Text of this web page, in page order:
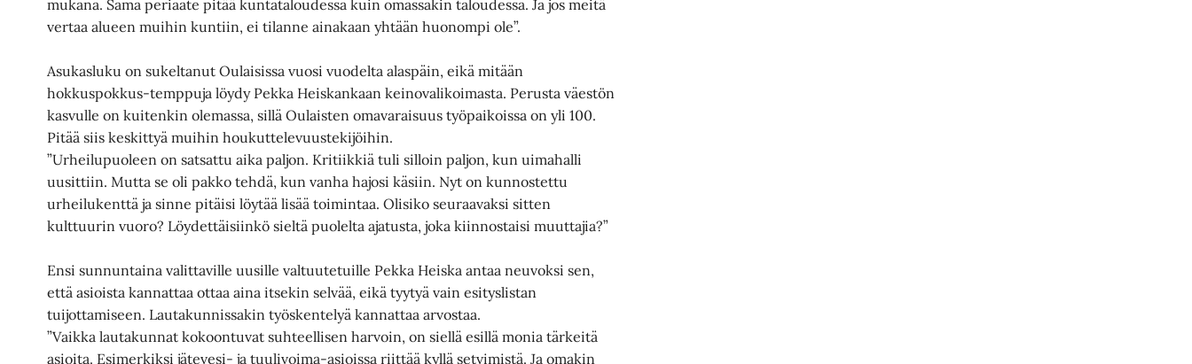
mukana. Sama periaate pitää kuntataloudessa kuin omassakin taloudessa. Ja jos meitä
vertaa alueen muihin kuntiin, ei tilanne ainakaan yhtään huonompi ole”.
Asukasluku on sukeltanut Oulaisissa vuosi vuodelta alaspäin, eikä mitään
hokkuspokkus-temppuja löydy Pekka Heiskankaan keinovalikoimasta. Perusta väestön
kasvulle on kuitenkin olemassa, sillä Oulaisten omavaraisuus työpaikoissa on yli 100.
Pitää siis keskittyä muihin houkuttelevuustekijöihin.
”Urheilupuoleen on satsattu aika paljon. Kritiikkiä tuli silloin paljon, kun uimahalli
uusittiin. Mutta se oli pakko tehdä, kun vanha hajosi käsiin. Nyt on kunnostettu
urheilukenttä ja sinne pitäisi löytää lisää toimintaa. Olisiko seuraavaksi sitten
kulttuurin vuoro? Löydettäisiinkö sieltä puolelta ajatusta, joka kiinnostaisi muuttajia?”
Ensi sunnuntaina valittaville uusille valtuutetuille Pekka Heiska antaa neuvoksi sen,
että asioista kannattaa ottaa aina itsekin selvää, eikä tyytyä vain esityslistan
tuijottamiseen. Lautakunnissakin työskentelyä kannattaa arvostaa.
”Vaikka lautakunnat kokoontuvat suhteellisen harvoin, on siellä esillä monia tärkeitä
asioita. Esimerkiksi jätevesi- ja tuulivoima-asioissa riittää kyllä setvimistä. Ja omakin